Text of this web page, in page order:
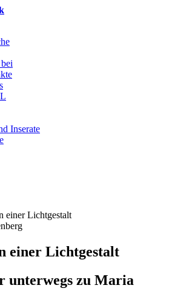
Inserate
einer Lichtgestalt
unterwegs zu Maria